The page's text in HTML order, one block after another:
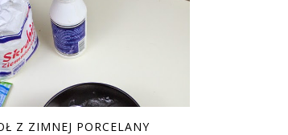
Z ZIMNEJ PORCELANY